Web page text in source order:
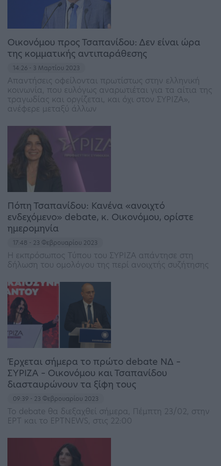
Οικονόμου προς Τσαπανίδου: Δεν είναι ώρα
της κομματικής αντιπαράθεσης
14:26 - 3 Μαρτίου 2023
Απαντήσεις οφείλονται πρωτίστως στην ελληνική
κοινωνία, που ευλόγως αναρωτιέται για τα αίτια της
τραγωδίας και οργίζεται, και όχι στον ΣΥΡΙΖΑ»,
ανέφερε μεταξύ άλλων
Πόπη Τσαπανίδου: Κανένα «ανοιχτό
ενδεχόμενο» debate, κ. Οικονόμου, ορίστε
ημερομηνία
17:48 - 23 Φεβρουαρίου 2023
Η εκπρόσωπος Τύπου του ΣΥΡΙΖΑ απάντησε στη
δήλωση του ομολόγου της περί ανοιχτής συζήτησης
Έρχεται σήμερα το πρώτο debate ΝΔ –
ΣΥΡΙΖΑ – Οικονόμου και Τσαπανίδου
διασταυρώνουν τα ξίφη τους
09:39 - 23 Φεβρουαρίου 2023
Το debate θα διεξαχθεί σήμερα, Πέμπτη 23/02, στην
ΕΡΤ και το ΕΡΤNEWS, στις 22:00